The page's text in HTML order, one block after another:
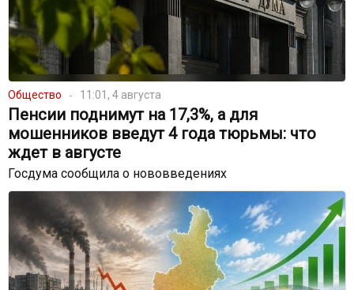
Общество 11:01, 4 августа
Пенсии поднимут на 17,3%, а для
мошенников введут 4 года тюрьмы: что
ждет в августе
Госдума сообщила о нововведениях